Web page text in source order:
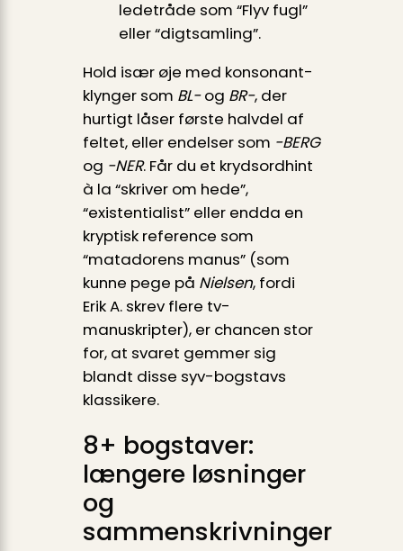
ledetråde som “Flyv fugl”
eller “digtsamling”.
Hold især øje med konsonant-
klynger som BL-og BR-, der
hurtigt låser første halvdel af
feltet, eller endelser som -BERG
og -NER. Får du et krydsord­hint
à la “skriver om hede”,
“existentialist” eller endda en
kryptisk reference som
“matadorens manus” (som
kunne pege på Nielsen, fordi
Erik A. skrev flere tv-
manuskripter), er chancen stor
for, at svaret gemmer sig
blandt disse syv-bogstavs
klassikere.
8+ bogstaver:
længere løsninger
og
sammenskrivninger